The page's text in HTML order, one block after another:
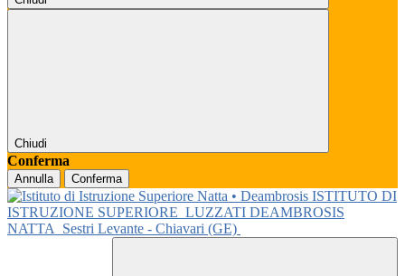
Chiudi
Conferma
Annulla Conferma
ISTITUTO DI
ISTRUZIONE SUPERIORE LUZZATI DEAMBROSIS
NATTA
Sestri Levante - Chiavari (GE)